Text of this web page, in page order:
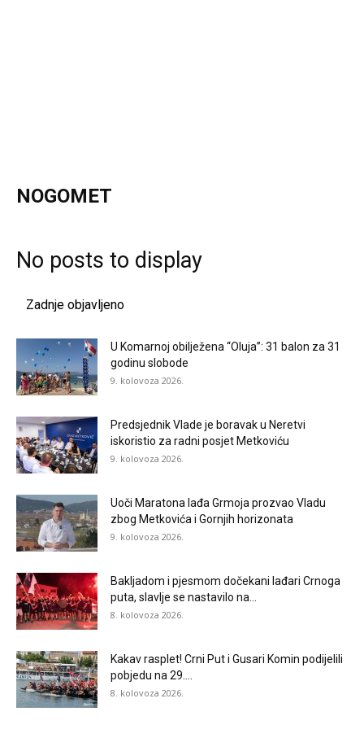
NOGOMET
No posts to display
Zadnje objavljeno
U Komarnoj obilježena “Oluja”: 31 balon za 31
godinu slobode
9. kolovoza 2026.
Predsjednik Vlade je boravak u Neretvi
iskoristio za radni posjet Metkoviću
9. kolovoza 2026.
Uoči Maratona lađa Grmoja prozvao Vladu
zbog Metkovića i Gornjih horizonata
9. kolovoza 2026.
Bakljadom i pjesmom dočekani lađari Crnoga
puta, slavlje se nastavilo na...
8. kolovoza 2026.
Kakav rasplet! Crni Put i Gusari Komin podijelili
pobjedu na 29....
8. kolovoza 2026.